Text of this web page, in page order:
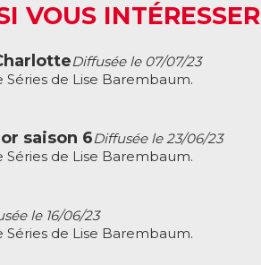
VOUS INTÉRESSER
Diffusée le 07/07/23
Séries de Lise Barembaum.
saison 6Diffusée le 23/06/23
Séries de Lise Barembaum.
le 16/06/23
Séries de Lise Barembaum.